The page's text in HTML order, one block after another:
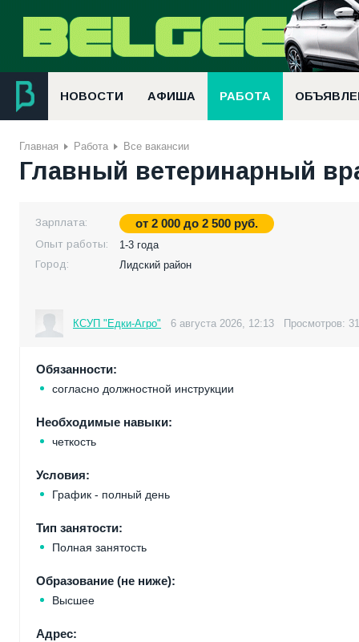
НОВОСТИ АФИША РАБОТА
Главная Работа Все вакансии
Главный ветеринарный
Зарплата: от 2 000до 2 500руб.
Опыт работы:
1-3 года
Город:
Лидский район
КСУП "Едки-Агро" 6 августа 2026, 12:13 Просмотров:
Обязанности:
согласно должностной инструкции
Необходимые навыки:
четкость
Условия:
График - полный день
Тип занятости:
Полная занятость
Образование (не ниже):
Высшее
Адрес: